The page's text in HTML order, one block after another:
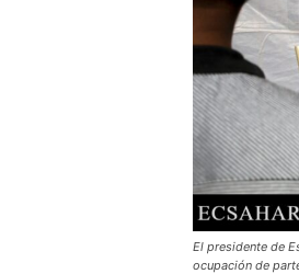
El presidente de
ocupación de